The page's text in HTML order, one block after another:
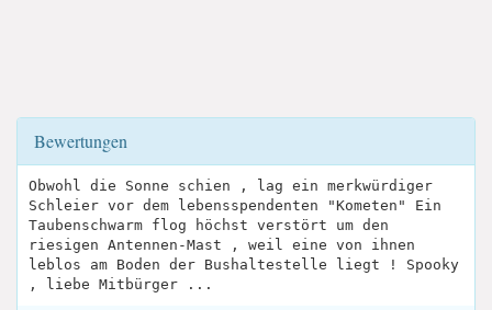
Bewertungen
Obwohl die Sonne schien , lag ein merkwürdiger
Schleier vor dem lebensspendenten "Kometen" Ein
Taubenschwarm flog höchst verstört um den
riesigen Antennen-Mast , weil eine von ihnen
leblos am Boden der Bushaltestelle liegt ! Spooky
, liebe Mitbürger ...